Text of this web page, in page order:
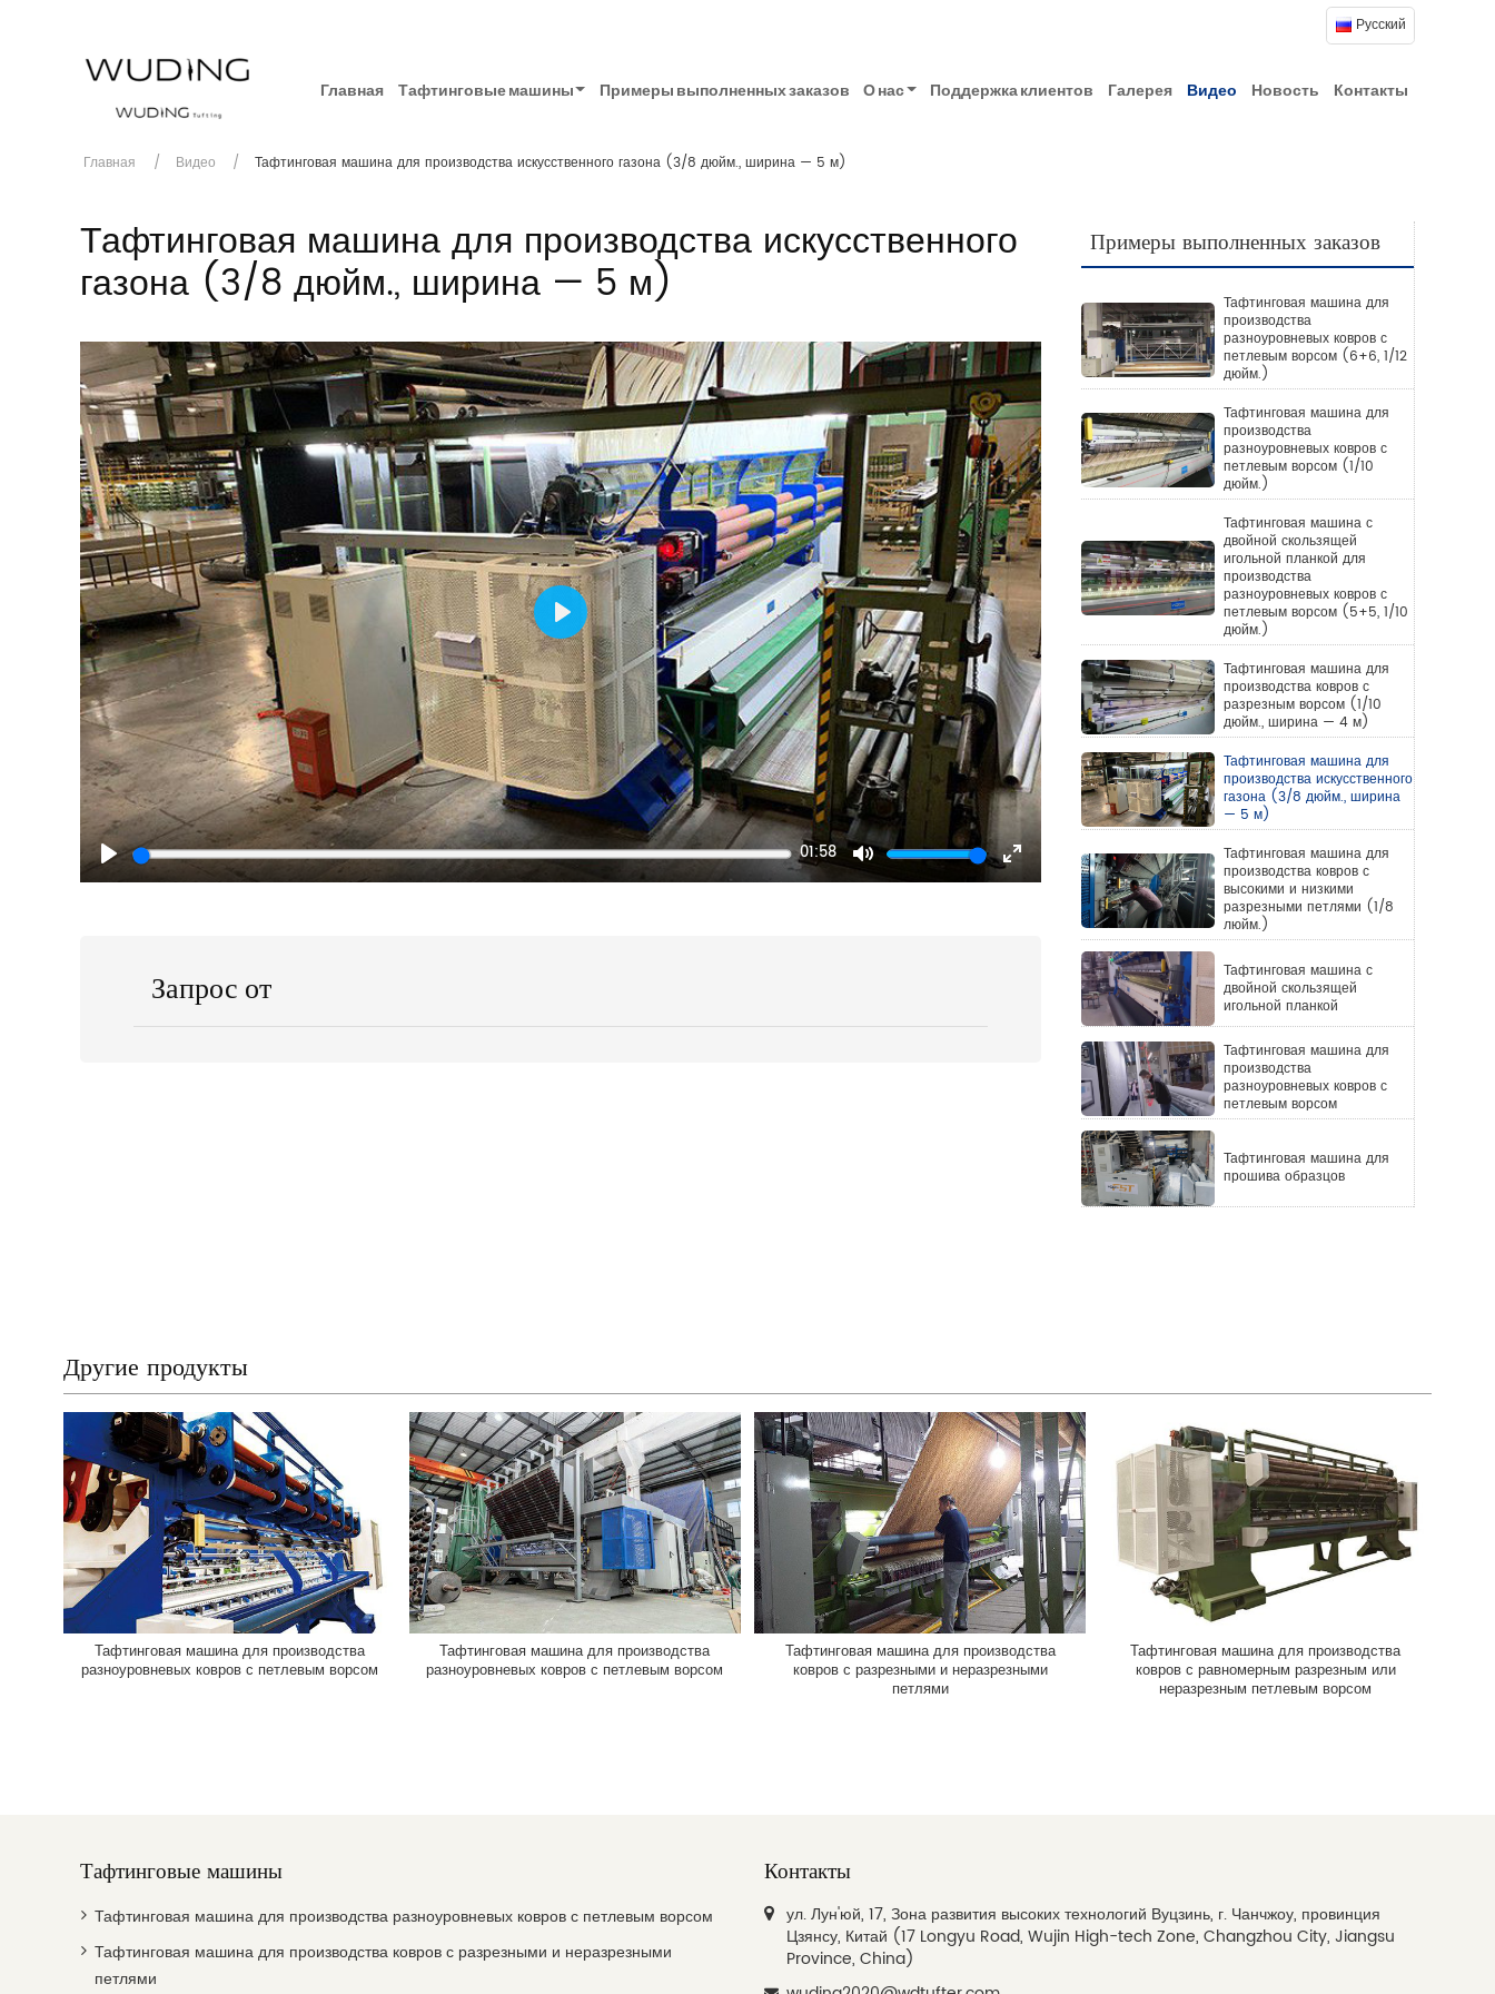
Русский
Главная Тафтинговые машины Примеры выполненных заказов О нас Поддержка клиентов Галерея Видео Новость Контакты
Главная Видео Тафтинговая машина для производства искусственного газона (3/8 дюйм., ширина — 5 м)
Тафтинговая машина для производства искусственного
газона (3/8 дюйм., ширина — 5 м)
Play
01:58
Mute
Enter
fullscreen
Play
Запрос от
Примеры выполненных заказов
Тафтинговая машина для
производства
разноуровневых ковров с
петлевым ворсом (6+6, 1/12
дюйм.)
Тафтинговая машина для
производства
разноуровневых ковров с
петлевым ворсом (1/10
дюйм.)
Тафтинговая машина с
двойной скользящей
игольной планкой для
производства
разноуровневых ковров с
петлевым ворсом (5+5, 1/10
дюйм.)
Тафтинговая машина для
производства ковров с
разрезным ворсом (1/10
дюйм., ширина — 4 м)
Тафтинговая машина для
производства искусственного
газона (3/8 дюйм., ширина
— 5 м)
Тафтинговая машина для
производства ковров с
высокими и низкими
разрезными петлями (1/8
люйм.)
Тафтинговая машина с
двойной скользящей
игольной планкой
Тафтинговая машина для
производства
разноуровневых ковров с
петлевым ворсом
Тафтинговая машина для
прошива образцов
Другие продукты
Тафтинговая машина для производства
разноуровневых ковров с петлевым ворсом
Тафтинговая машина для производства
разноуровневых ковров с петлевым ворсом
Тафтинговая машина для производства
ковров с разрезными и неразрезными
петлями
Тафтинговая машина для производства
ковров с равномерным разрезным или
неразрезным петлевым ворсом
Тафтинговые машины
Тафтинговая машина для производства разноуровневых ковров с петлевым ворсом
Тафтинговая машина для производства ковров с разрезными и неразрезными
петлями
Контакты
ул. Лун'юй, 17, Зона развития высоких технологий Вуцзинь, г. Чанчжоу, провинция
Цзянсу, Китай (17 Longyu Road, Wujin High-tech Zone, Changzhou City, Jiangsu
Province, China)